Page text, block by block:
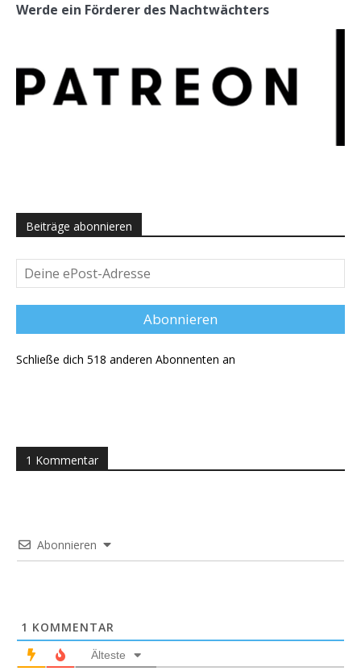
Werde ein Förderer des Nachtwächters
Beiträge abonnieren
Deine
ePost-
Adresse
Abonnieren
Schließe dich 518 anderen Abonnenten an
1 Kommentar
Abonnieren
1 KOMMENTAR
Älteste